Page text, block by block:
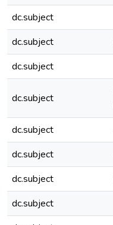
dc.subject
dc.subject
dc.subject
dc.subject
dc.subject
dc.subject
dc.subject
dc.subject